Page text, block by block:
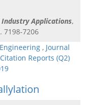
Industry Applications,
7198-7206
, Journal
Reports (Q2)